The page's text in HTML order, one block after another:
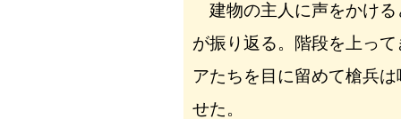
建物の主人に声をかける
が振り返る。階段を上っ
アたちを目に留めて槍兵
せた。